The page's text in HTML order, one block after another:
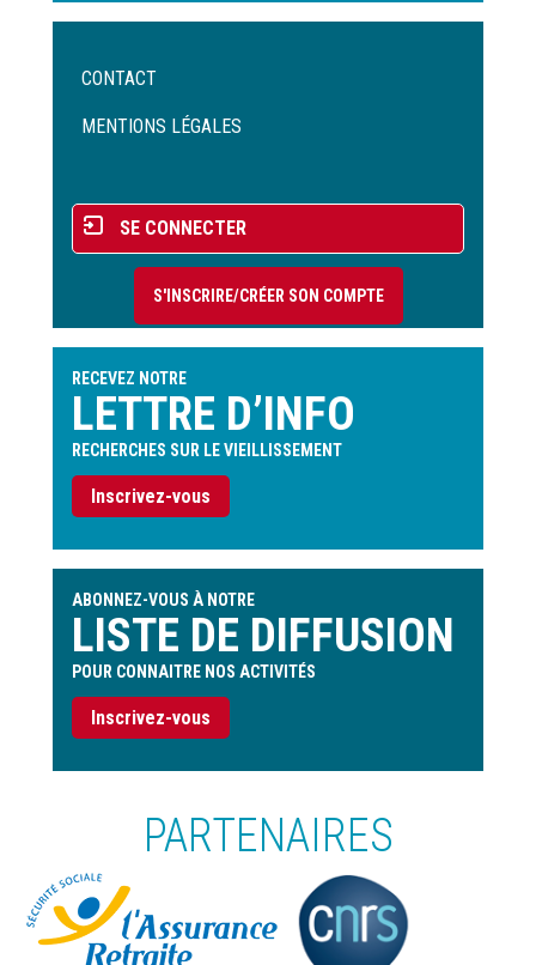
Menu
de
CONTACT
MENTIONS LÉGALES
Menu
du
compte
l'utilisateur
SE CONNECTER
S'INSCRIRE/CRÉER SON COMPTE
RECEVEZ NOTRE
LETTRE D’INFO
RECHERCHES SUR LE VIEILLISSEMENT
Inscrivez-vous
ABONNEZ-VOUS À NOTRE
LISTE DE DIFFUSION
POUR CONNAITRE NOS ACTIVITÉS
Inscrivez-vous
PARTENAIRES